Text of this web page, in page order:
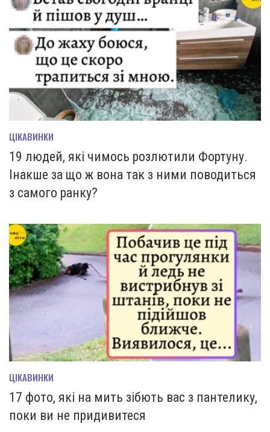
ЦІКАВИНКИ
19 людей, які чимось розлютили Фортуну.
Інакше за що ж вона так з ними поводиться
з самого ранку?
ЦІКАВИНКИ
17 фото, які на мить зiбють вас з пантелику,
поки ви не придивитеся